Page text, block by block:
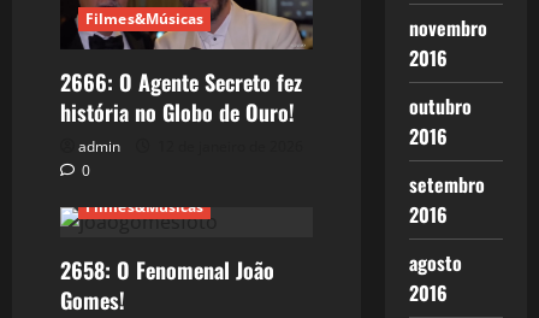
Filmes&Músicas
2666: O Agente Secreto fez
história no Globo de Ouro!
admin
0
Filmes&Músicas
2658: O Fenomenal João
Gomes!
novembro
2016
outubro
2016
setembro
2016
agosto
2016